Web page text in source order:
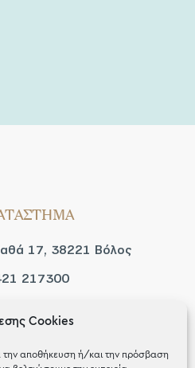
Cookies
την αποθήκευση ή/και την πρόσβαση
17, 38221 Βόλος
217300
/ Πεμ / Παρ: 09:00 -